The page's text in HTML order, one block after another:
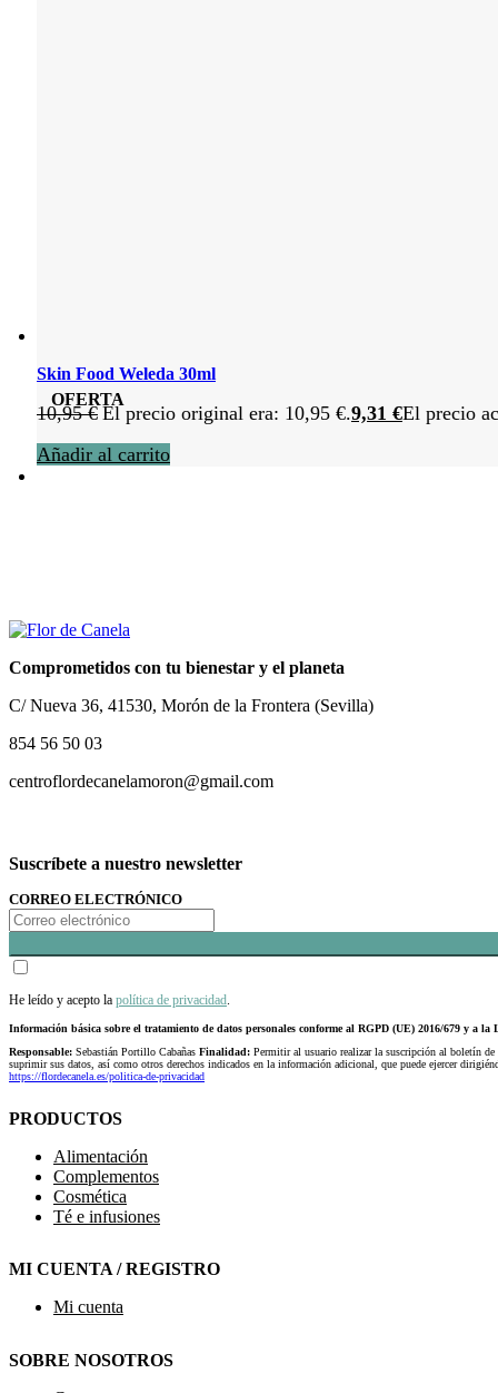
OFERTA
Skin Food Weleda 30ml
10,95€ El precio original era: 10,95 €.9,31 €El precio
Añadir al carrito
Comprometidos con tu bienestar y el planeta
C/ Nueva 36, 41530, Morón de la Frontera (Sevilla)
854 56 50 03
centroflordecanelamoron@gmail.com
Suscríbete a nuestro newsletter
CORREO ELECTRÓNICO
He leído y acepto la política de privacidad
Información básica sobre el tratamiento de datos personales conforme al RGPD (UE) 2016/679 y a la
Responsable: Sebastián Portillo Cabañas Finalidad: Permitir al usuario realizar la suscripción al boletín
suprimir sus datos, así como otros derechos indicados en la información adicional, que puede ejercer
https://flordecanela.es/politica-de-privacidad
PRODUCTOS
Alimentación
Complementos
Cosmética
Té e infusiones
MI CUENTA / REGISTRO
Mi cuenta
SOBRE NOSOTROS